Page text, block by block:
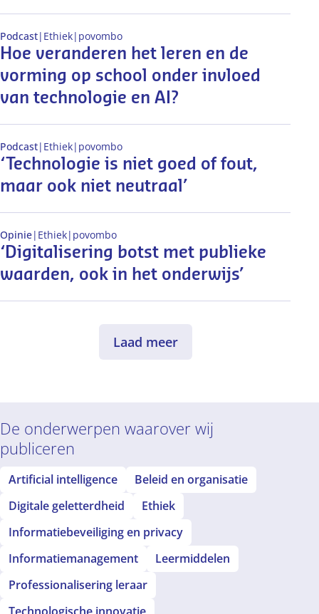
Hoe veranderen het leren en de
vorming op school onder invloed
van technologie en AI?
Podcast| Ethiek| povombo
‘Technologie is niet goed of fout,
maar ook niet neutraal’
Podcast| Ethiek| povombo
‘Digitalisering botst met publieke
waarden, ook in het onderwijs’
Opinie| Ethiek| povombo
Laad meer
De onderwerpen waarover wij
publiceren
Artificial intelligence
Beleid en organisatie
Digitale geletterdheid
Ethiek
Informatiebeveiliging en privacy
Informatiemanagement
Leermiddelen
Professionalisering leraar